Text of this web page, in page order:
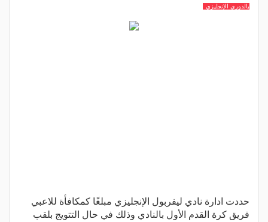
بالدوري الإنجليزي
حددت ادارة نادي ليفربول الإنجليزي مبلغًا كمكافأة للاعبي
فريق كرة القدم الأول بالنادي وذلك في حال التتويج بلقب